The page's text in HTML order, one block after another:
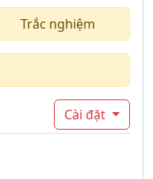
Trắc nghiệm
Cài đặt